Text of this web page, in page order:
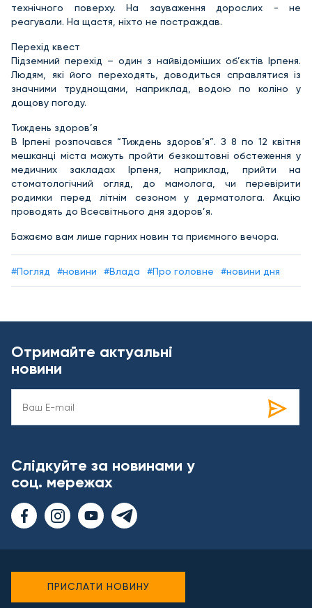
технічного поверху. На зауваження дорослих - не
реагували. На щастя, ніхто не постраждав.
Перехід квест
Підземний перехід – один з найвідоміших об’єктів Ірпеня.
Людям, які його переходять, доводиться справлятися із
значними труднощами, наприклад, водою по коліно у
дощову погоду.
Тиждень здоров’я
В Ірпені розпочався “Тиждень здоров’я”. З 8 по 12 квітня
мешканці міста можуть пройти безкоштовні обстеження у
медичних закладах Ірпеня, наприклад, прийти на
стоматологічний огляд, до мамолога, чи перевірити
родимки перед літнім сезоном у дерматолога. Акцію
проводять до Всесвітнього дня здоров’я.
Бажаємо вам лише гарних новин та приємного вечора.
#Погляд #новини #Влада #Про головне #новини дня
Отримайте актуальні
новини
Слідкуйте за новинами у
соц. мережах
ПРИСЛАТИ НОВИНУ